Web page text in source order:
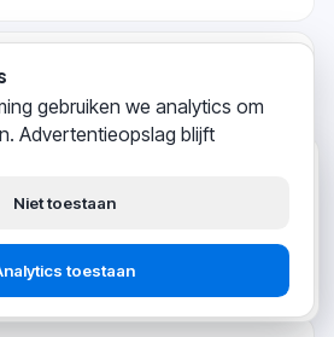
bol.com-verkopers
Start gratis
gebruiken we analytics om
Advertentieopslag blijft
Niet toestaan
toestaan